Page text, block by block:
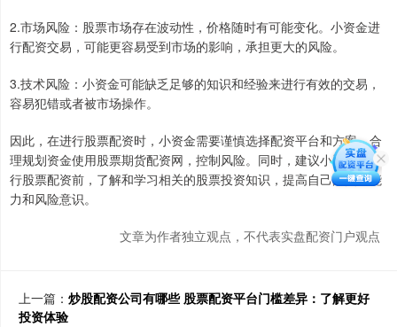
2.市场风险：股票市场存在波动性，价格随时有可能变化。小资金进
行配资交易，可能更容易受到市场的影响，承担更大的风险。
3.技术风险：小资金可能缺乏足够的知识和经验来进行有效的交易，
容易犯错或者被市场操作。
因此，在进行股票配资时，小资金需要谨慎选择配资平台和方案，合
理规划资金使用股票期货配资网，控制风险。同时，建议小资金在进
行股票配资前，了解和学习相关的股票投资知识，提高自己的交易能
力和风险意识。
文章为作者独立观点，不代表实盘配资门户观点
上一篇： 炒股配资公司有哪些 股票配资平台门槛差异：了解更好
投资体验